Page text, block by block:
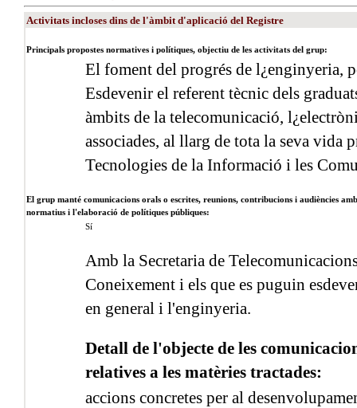
Activitats incloses dins de l'àmbit d'aplicació del Registre
Principals propostes normatives i polítiques, objectiu de les activitats del grup:
El foment del progrés de l¿enginyeria,
Esdevenir el referent tècnic dels
àmbits de la telecomunicació,
associades, al llarg de tota la seva vida
Tecnologies de la Informació i les
El grup manté comunicacions orals o escrites, reunions, contribucions i audiències
normatius i l'elaboració de polítiques públiques:
Sí
Amb la Secretaria de
Coneixement i els que es puguin
en general i l'enginyeria.
Detall de l'objecte de les
relatives a les matèries tractades:
accions concretes per al